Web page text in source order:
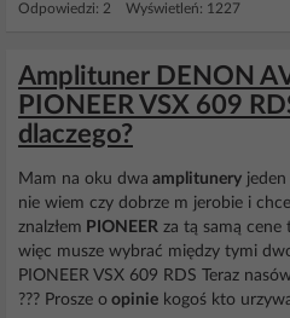
Odpowiedzi: 2 Wyświetleń: 1227
Amplituner DENON
PIONEER VSX 609
dlaczego?
Mam na oku dwa amplitunery
nie wiem czy dobrze m jerobie i
znalzłem PIONEER za tą samą cene
więc musze wybrać między tymi
PIONEER VSX 609 RDS Teraz
??? Prosze o opinie kogoś kto